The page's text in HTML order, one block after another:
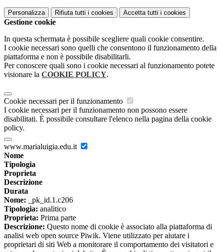
Personalizza Rifiuta tutti i cookies Accetta tutti i cookies
Gestione cookie
In questa schermata è possibile scegliere quali cookie consentire.
I cookie necessari sono quelli che consentono il funzionamento della
piattaforma e non è possibile disabilitarli.
Per conoscere quali sono i cookie necessari al funzionamento potete
visionare la COOKIE POLICY.
Cookie necessari per il funzionamento
I cookie necessari per il funzionamento non possono essere
disabilitati. È possibile consultare l'elenco nella pagina della cookie
policy.
www.marialuigia.edu.it
Nome
Tipologia
Proprieta
Descrizione
Durata
Nome: _pk_id.1.c206
Tipologia: analitico
Proprieta: Prima parte
Descrizione: Questo nome di cookie è associato alla piattaforma di
analisi web open source Piwik. Viene utilizzato per aiutare i
proprietari di siti Web a monitorare il comportamento dei visitatori e